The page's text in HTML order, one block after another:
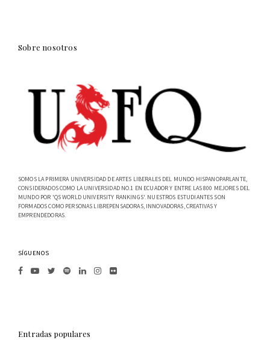
Sobre nosotros
SOMOS LA PRIMERA UNIVERSIDAD DE ARTES LIBERALES DEL MUNDO HISPANOPARLANTE,
CONSIDERADOS COMO LA UNIVERSIDAD NO.1 EN ECUADOR Y ENTRE LAS 800 MEJORES DEL
MUNDO POR 'QS WORLD UNIVERSITY RANKINGS'. NUESTROS ESTUDIANTES SON
FORMADOS COMO PERSONAS LIBREPENSADORAS, INNOVADORAS, CREATIVAS Y
EMPRENDEDORAS.
SÍGUENOS
Entradas populares